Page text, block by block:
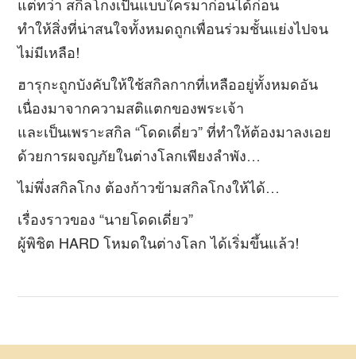
แต่ทว่า สกิลโกงเป็นแบบใครมาก่อนได้ก่อน
ทำให้สิ่งที่น่าสนใจทั้งหมดถูกเพื่อนร่วมชั้นแย่งไปจน
ไม่มีเหลือ!
ฮารุกะถูกบังคับให้ใช้สกิลกากที่เหลืออยู่ทั้งหมดอัน
เนื่องมาจากความสติแตกของพระเจ้า
และเป็นเพราะสกิล “โดดเดี่ยว” ที่ทำให้ต้องมาลงเอย
ด้วยการผจญภัยในต่างโลกเพียงลำพัง…
ไม่พึ่งสกิลโกง ต้องก้าวข้ามสกิลโกงให้ได้…
เรื่องราวของ “นายโดดเดี่ยว”
ผู้พิชิต HARD โหมดในต่างโลก ได้เริ่มขึ้นแล้ว!